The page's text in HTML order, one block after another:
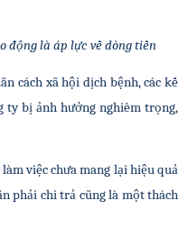
động là áp lực về dòng tiền
cách xã hội dịch bệnh, các kế
ty bị ảnh hưởng nghiêm trọng,
việc chưa mang lại hiệu quả
phải chi trả cũng là một thách